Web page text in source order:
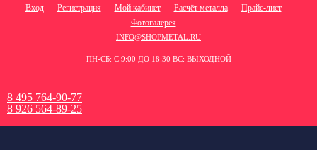
Вход Регистрация Мой кабинет Расчёт металла
Прайс-лист
Фотогалерея
INFO@SHOPMETAL.RU
ПН-СБ: С 9:00 ДО 18:30 ВС: ВЫХОДНОЙ
8 495 764-90-77
8 926 564-89-25